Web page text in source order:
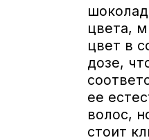
нежелательного
Например, чтобы
желтый, следует
фиолетовый
Однако, стоит учесть,
цвет невозможно
убрать другим. Если
нежелательный
можно будет убрать,
дождавшись, когда
и затем провести